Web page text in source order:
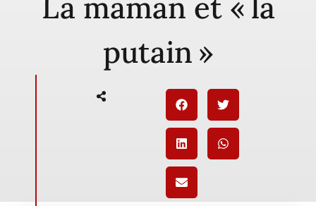
La maman et « la
putain »